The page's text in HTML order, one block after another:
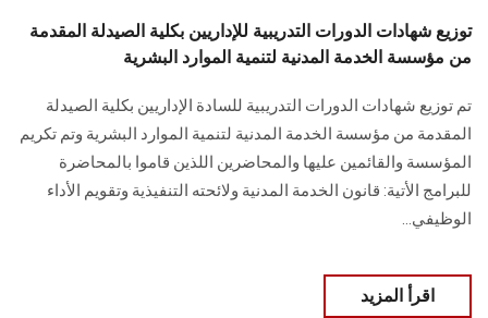
توزيع شهادات الدورات التدريبية للإداريين بكلية الصيدلة المقدمة
من مؤسسة الخدمة المدنية لتنمية الموارد البشرية
تم توزيع شهادات الدورات التدريبية للسادة الإداريين بكلية الصيدلة
المقدمة من مؤسسة الخدمة المدنية لتنمية الموارد البشرية وتم تكريم
المؤسسة والقائمين عليها والمحاضرين اللذين قاموا بالمحاضرة
للبرامج الأتية: قانون الخدمة المدنية ولائحته التنفيذية وتقويم الأداء
الوظيفي...
اقرأ المزيد